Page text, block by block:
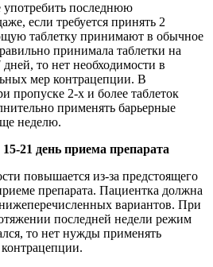
последнюю
если требуется принять 2
таблетку принимают в обычное
принимала таблетки на
то нет необходимости в
мер контрацепции. В
пропуске 2-х и более таблеток
применять барьерные
неделю.
21 день приема препарата
повышается из-за предстоящего
препарата. Пациентка должна
вариантов. При
последней недели режим
то нет нужды применять